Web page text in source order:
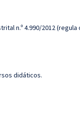
n.º 4.990/2012 (regula
didáticos.